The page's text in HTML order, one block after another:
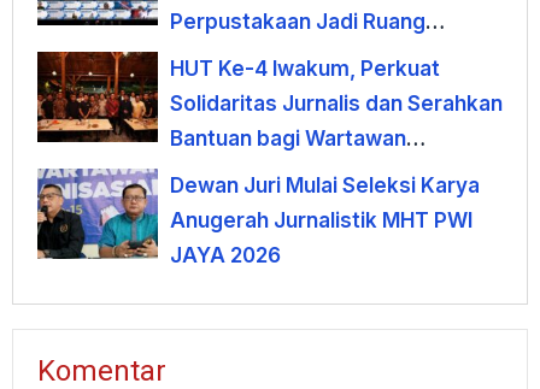
Perpustakaan Jadi Ruang
Pemberdayaan
HUT Ke-4 Iwakum, Perkuat
Solidaritas Jurnalis dan Serahkan
Bantuan bagi Wartawan
Terdampak PHK
Dewan Juri Mulai Seleksi Karya
Anugerah Jurnalistik MHT PWI
JAYA 2026
Komentar